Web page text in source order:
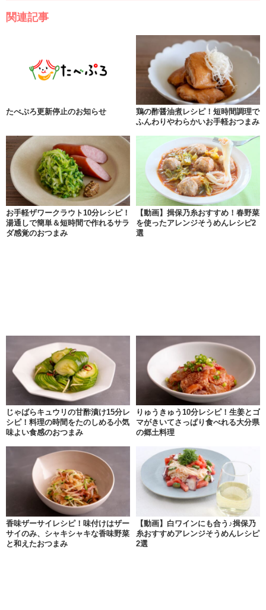
関連記事
たべぷろ更新停止のお知らせ
鶏の酢醤油煮レシピ！短時間調理で
ふんわりやわらかいお手軽おつまみ
お手軽ザワークラウト10分レシピ！
湯通しで簡単＆短時間で作れるサラ
ダ感覚のおつまみ
【動画】揖保乃糸おすすめ！春野菜
を使ったアレンジそうめんレシピ2
選
じゃばらキュウリの甘酢漬け15分レ
シピ！料理の時間をたのしめる小気
味よい食感のおつまみ
りゅうきゅう10分レシピ！生姜とゴ
マがきいてさっぱり食べれる大分県
の郷土料理
香味ザーサイレシピ！味付けはザー
サイのみ、シャキシャキな香味野菜
と和えたおつまみ
【動画】白ワインにも合う♪揖保乃
糸おすすめアレンジそうめんレシピ
2選